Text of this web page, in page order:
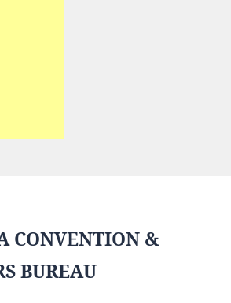
CONVENTION &
BUREAU